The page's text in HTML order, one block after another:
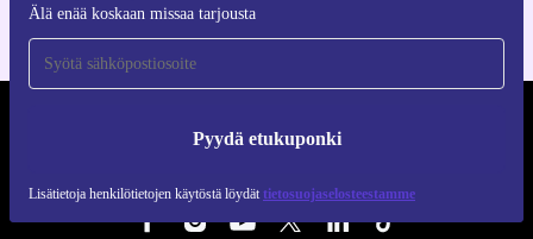
Älä enää koskaan missaa tarjousta
Pyydä etukuponki
Lisätietoja henkilötietojen käytöstä löydät tietosuojaselosteestamme